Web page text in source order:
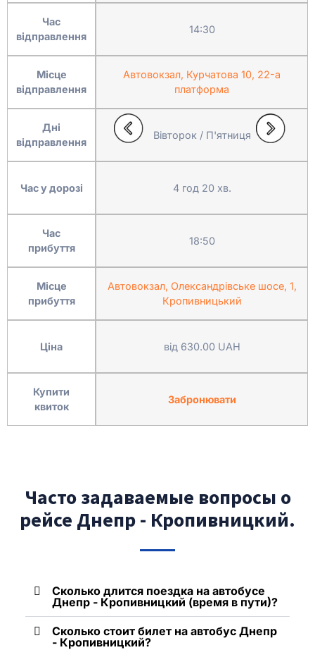
Час
відправлення
Місце
відправлення
Дні
відправлення
Час у дорозі
Час
прибуття
Місце
прибуття
Ціна
Купити
квиток
14:30
Автовокзал, Курчатова 10, 22-а
платформа
Вівторок / П'ятниця
4 год 20 хв.
18:50
Автовокзал, Олександрівське шосе, 1,
Кропивницький
від 630.00 UAH
Забронювати
Часто задаваемые вопросы о
рейсе Днепр - Кропивницкий.
Сколько длится поездка на автобусе
Днепр - Кропивницкий (время в пути)?
Сколько стоит билет на автобус Днепр
- Кропивницкий?